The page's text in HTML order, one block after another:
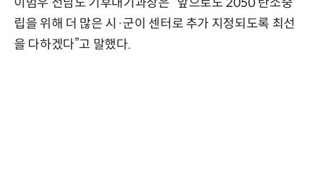
립을 위해 더 많은 시·군이 센터로 추가 지정되도록 최선
을 다하겠다”고 말했다.